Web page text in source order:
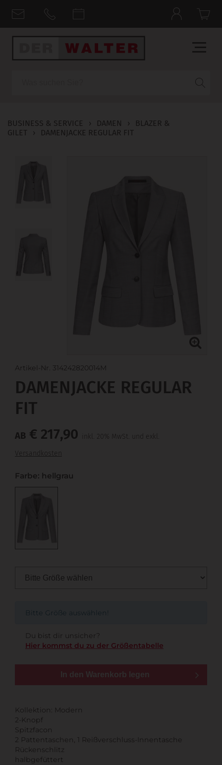
BUSINESS & SERVICE › DAMEN ›
BLAZER &
GILET
› DAMENJACKE REGULAR FIT
Artikel-Nr. 314242820014M
DAMENJACKE REGULAR
FIT
AB € 217,90
inkl. 20% MwSt. und exkl.
Versandkosten
Farbe: hellgrau
Bitte Größe auswählen!
Du bist dir unsicher?
Hier kommst du zu der Größentabelle
In den Warenkorb legen
Kollektion: Modern
2-Knopf
Spitzfacon
2 Pattentaschen, 1 Reißverschluss-Innentasche
Rückenschlitz
halbgefüttert